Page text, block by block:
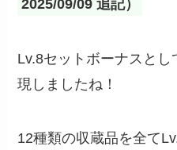
2025/09/09 追記）
Lv.8セットボーナスとし
現しましたね！
12種類の収蔵品を全て